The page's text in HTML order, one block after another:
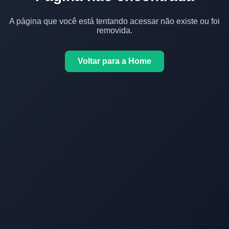
A página que você está tentando acessar não existe ou foi
removida.
Voltar para a Home